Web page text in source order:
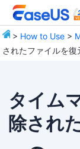
> How to Use >
されたファイルを復
タイム
除され